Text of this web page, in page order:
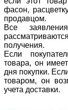
фасон,
продавцом.
Все
получения.
Если
товара, он
дня покупки.
товаром, он
учета доставки.